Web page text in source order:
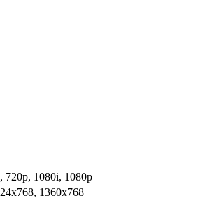
720p, 1080i, 1080p
1360x768